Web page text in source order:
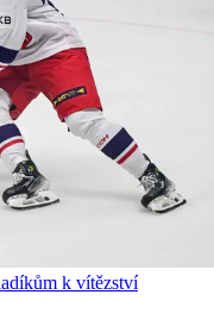
k vítězství